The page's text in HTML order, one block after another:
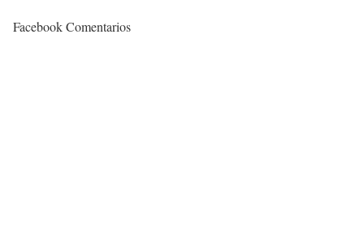
Facebook Comentarios